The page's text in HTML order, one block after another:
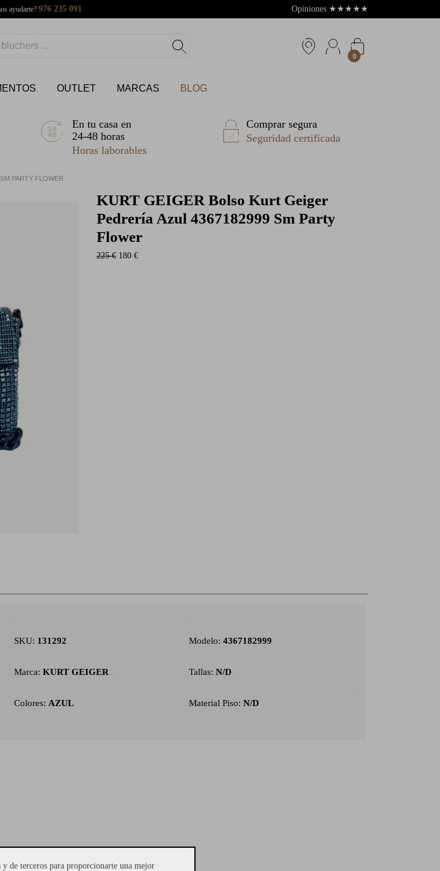
ayudarte? 976 235 091 Opiniones ★ ★ ★ ★ ★
0
OUTLET MARCAS BLOG
En tu casa en
24-48 horas
Horas laborables
Comprar segura
Seguridad certificada
PARTY FLOWER
KURT GEIGER Bolso Kurt Geiger
Pedrería Azul 4367182999 Sm Party
Flower
225 € 180 €
SKU: 131292 Modelo: 4367182999
Marca: KURT GEIGER Tallas: N/D
Colores: AZUL Material Piso: N/D
de terceros para proporcionarte una mejor